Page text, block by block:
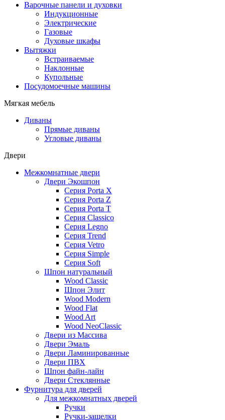
Варочные панели и духовки
Индукционные
Электрические
Газовые
Духовые шкафы
Вытяжки
Встраиваемые
Наклонные
Купольные
Посудомоечные машины
Мягкая мебель
Диваны
Прямые диваны
Угловые диваны
Двери
Межкомнатные двери
Двери Экошпон
Серия Porta X
Серия Porta Z
Серия Porta T
Серия Classico
Серия Legno
Серия Trend
Серия Vetro
Серия Simple
Серия Soft
Шпон натуральный
Wood Classic
Шпон Элит
Wood Modern
Wood Flat
Wood Art
Wood NeoClassic
Двери из Массива
Двери Эмаль
Двери Ламинированные
Двери ПВХ
Шпон файн-лайн
Двери Стеклянные
Фурнитура для дверей
Для межкомнатных дверей
Ручки
Ручки-защелки